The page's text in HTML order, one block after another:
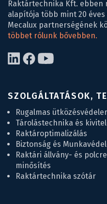
Raktártechnika Kft.
alapítója több mint 20
Mecalux partnerségének
többet rólunk bővebben.
SZOLGÁLTATÁSOK,
Rugalmas
Tárolástechnika és
Raktároptimalizálás
Biztonság és
Raktári állvány- és
minősítés
Raktártechnika szótár